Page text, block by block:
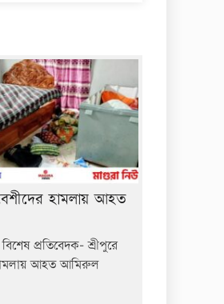
হামলায় আহত
প্রতিবেদক- শ্রীপুরে
আহত আমিরুল